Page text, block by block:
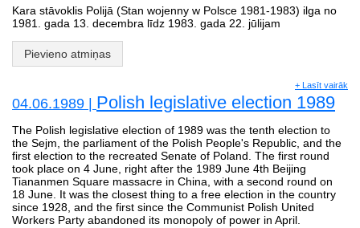
Kara stāvoklis Polijā (Stan wojenny w Polsce 1981-1983) ilga no
1981. gada 13. decembra līdz 1983. gada 22. jūlijam
Pievieno atmiņas
+ Lasīt vairāk
04.06.1989 | Polish legislative election 1989
The Polish legislative election of 1989 was the tenth election to
the Sejm, the parliament of the Polish People's Republic, and the
first election to the recreated Senate of Poland. The first round
took place on 4 June, right after the 1989 June 4th Beijing
Tiananmen Square massacre in China, with a second round on
18 June. It was the closest thing to a free election in the country
since 1928, and the first since the Communist Polish United
Workers Party abandoned its monopoly of power in April.